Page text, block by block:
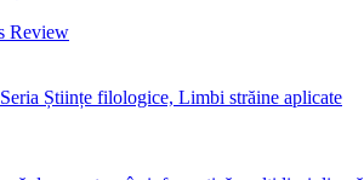
Review
Științe filologice, Limbi străine aplicate